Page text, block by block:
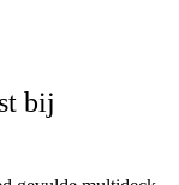
bij